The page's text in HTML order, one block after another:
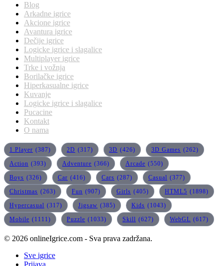
Blog
Arkadne igrice
Akcione igrice
Avantura igrice
Dečije igrice
Logicke igrice i slagalice
Multiplayer igrice
Trke i vožnja
Borilačke igrice
Hiperkasualne igrice
Kuvanje
Logicke igrice i slagalice
Pucacine
Kontakt
O nama
1 Player (387) 2D (317) 3D (426) 3D Games (262)
Action (393) Adventure (366) Arcade (550)
Boys (326) Car (416) Cars (287) Casual (377)
Christmas (263) Fun (907) Girls (405) HTML5 (1898)
Hypercasual (317) Jigsaw (385) Kids (1043)
Mobile (1111) Puzzle (1033) Skill (627) WebGL (617)
© 2026 onlineIgrice.com - Sva prava zadržana.
Sve igrice
Prijava